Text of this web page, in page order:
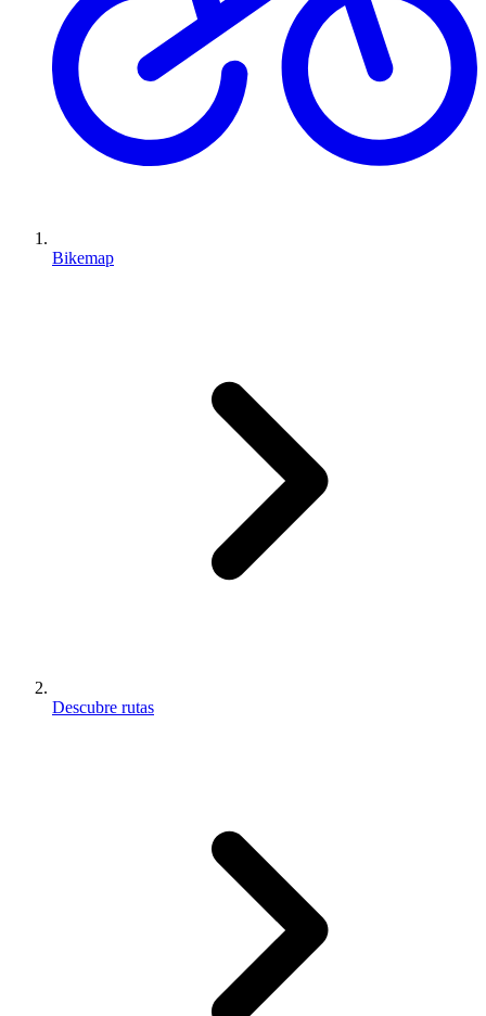
Bikemap
Descubre rutas